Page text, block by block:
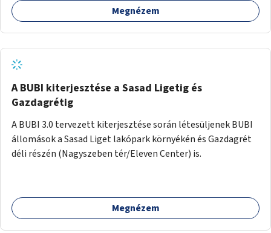
barátságosabbá és zöldebbé lehetne tenni a megállókat.
Megnézem
A BUBI kiterjesztése a Sasad Ligetig és
Gazdagrétig
A BUBI 3.0 tervezett kiterjesztése során létesüljenek BUBI
állomások a Sasad Liget lakópark környékén és Gazdagrét
déli részén (Nagyszeben tér/Eleven Center) is.
Megnézem